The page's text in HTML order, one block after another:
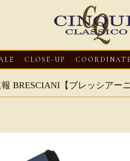
CLOSE-UP COORDINATE
報 BRESCIANI【ブレッシアーニ